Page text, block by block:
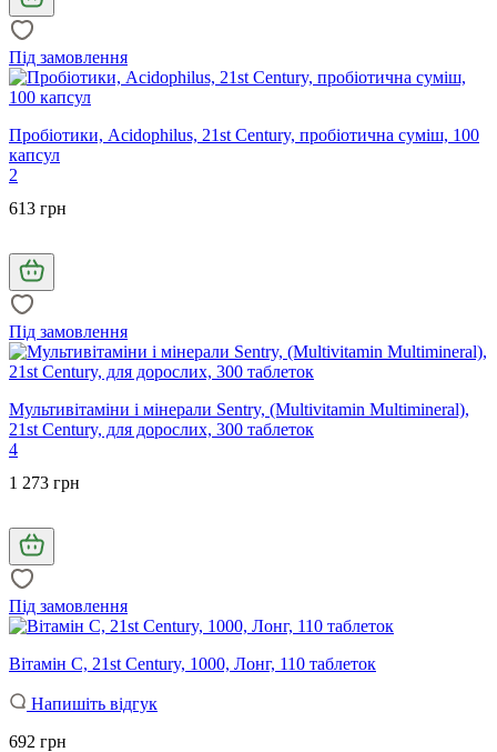
Під замовлення
Пробіотики, Acidophilus, 21st Century, пробіотична суміш, 100
капсул
2
613 грн
Під замовлення
Мультивітаміни і мінерали Sentry, (Multivitamin Multimineral),
21st Century, для дорослих, 300 таблеток
4
1 273 грн
Під замовлення
Вітамін С, 21st Century, 1000, Лонг, 110 таблеток
Напишіть відгук
692 грн